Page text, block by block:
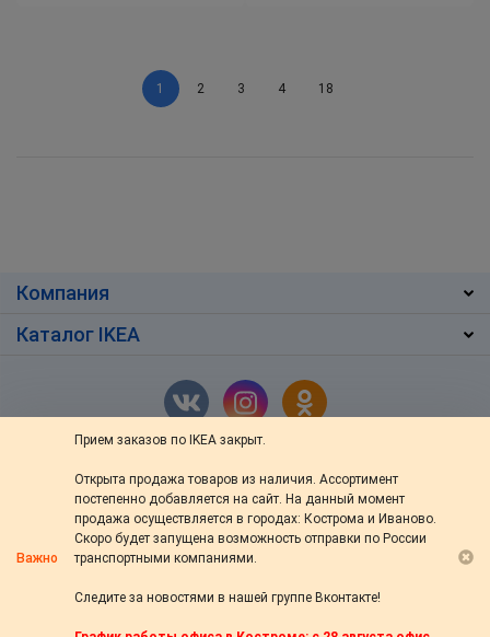
Важно
Прием заказов по IKEA закрыт.
Открыта продажа товаров из наличия. Ассортимент
постепенно добавляется на сайт. На данный момент
продажа осуществляется в городах: Кострома и Иваново.
Скоро будет запущена возможность отправки по России
транспортными компаниями.
Следите за новостями в нашей группе Вконтакте!
1 2 3 4 18
Компания
Каталог IKEA
г. Кострома,ул. Ив.Сусанина 48/76
+7 (4942) 46-13-64
пн — вс: с 10:00 до 20:00